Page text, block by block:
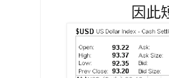
因此